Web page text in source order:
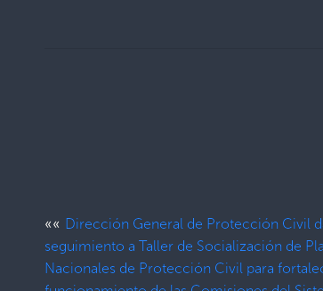
«« Dirección General de Protección Civil
seguimiento a Taller de Socialización de
Nacionales de Protección Civil para